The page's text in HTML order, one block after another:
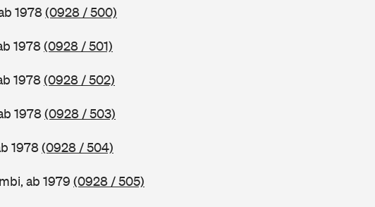
1978(0928 / 500)
1978(0928 / 501)
1978(0928 / 502)
1978(0928 / 503)
1978(0928 / 504)
ab 1979 (0928 / 505)